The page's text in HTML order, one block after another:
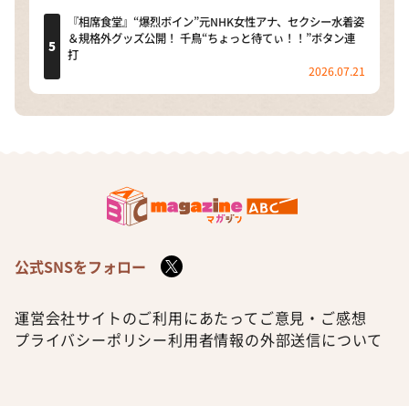
『相席食堂』“爆烈ボイン”元NHK女性アナ、セクシー水着姿
＆規格外グッズ公開！ 千鳥“ちょっと待てぃ！！”ボタン連
打
2026.07.21
公式SNSをフォロー
運営会社サイトのご利用にあたって ご意見・ご感想
プライバシーポリシー利用者情報の外部送信について